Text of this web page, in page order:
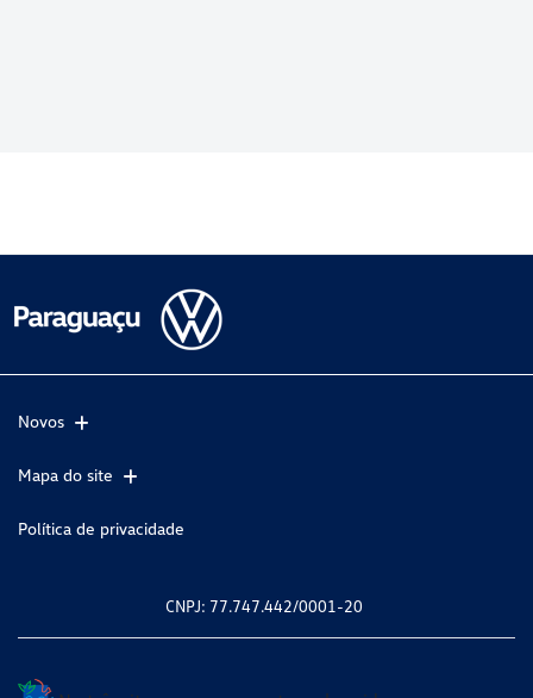
Novos
Mapa do site
Política de privacidade
CNPJ: 77.747.442/0001-20